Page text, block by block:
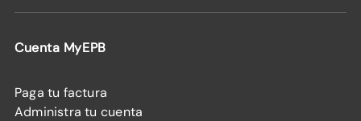
Cuenta MyEPB
Paga tu factura
Administra tu cuenta